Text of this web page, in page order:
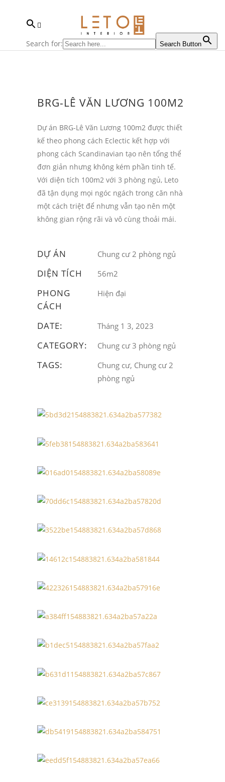
Search for: Search Button
BRG-LÊ VĂN LƯƠNG 100M2
Dự án BRG-Lê Văn Lương 100m2 được thiết
kế theo phong cách Eclectic kết hợp với
phong cách Scandinavian tạo nên tổng thể
đơn giản nhưng không kém phần tinh tế.
Với diện tích 100m2 với 3 phòng ngủ, Leto
đã tận dụng mọi ngóc ngách trong căn nhà
một cách triệt để nhưng vẫn tạo nên một
không gian rộng rãi và vô cùng thoải mái.
DỰ ÁN Chung cư 2 phòng ngủ
DIỆN TÍCH 56m2
PHONG
CÁCH
Hiện đại
DATE: Tháng 1 3, 2023
CATEGORY: Chung cư 3 phòng ngủ
TAGS:
Chung cư, Chung cư 2
phòng ngủ